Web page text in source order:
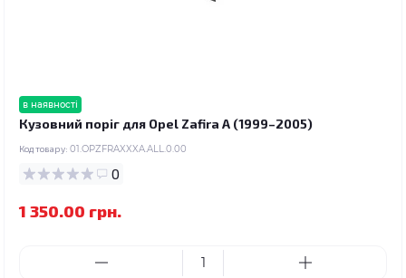
в наявності
Кузовний поріг для Opel Zafira A (1999–2005)
Код товару: 01.OPZFRAXXXA.ALL.0.00
0
1 350.00 грн.